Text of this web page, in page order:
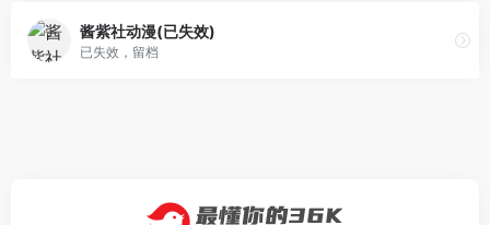
酱紫社动漫(已失效)
已失效，留档